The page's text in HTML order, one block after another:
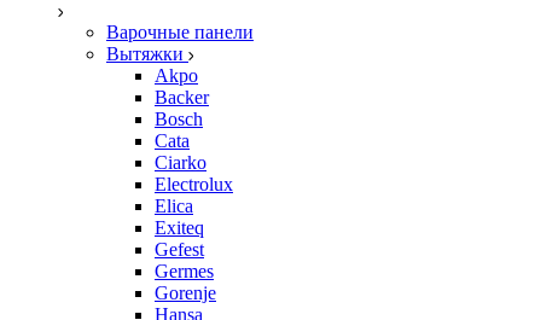
Варочные панели
Вытяжки
Akpo
Backer
Bosch
Cata
Ciarko
Electrolux
Elica
Exiteq
Gefest
Germes
Gorenje
Hansa